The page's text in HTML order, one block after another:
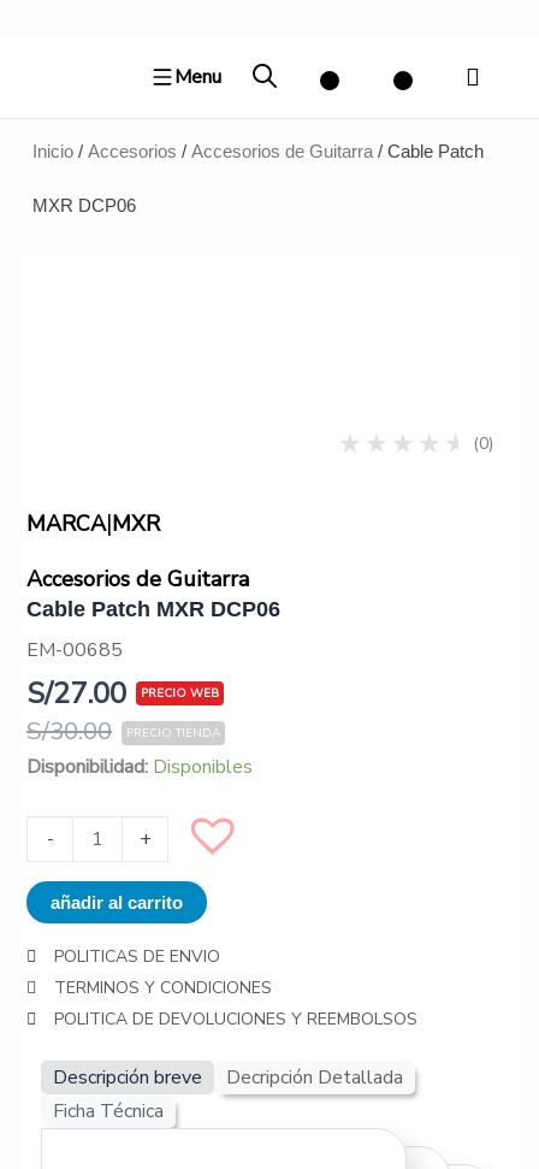
Menu
Inicio/ Accesorios / Accesorios de Guitarra/ Cable Patch
MXR DCP06
(0)
MARCA|MXR
Accesorios de Guitarra
Cable Patch MXR DCP06
EM-00685
S/30.00
S/27.00
Disponibilidad: Disponibles
-
Cable
DCP06
cantidad
+
añadir al carrito
POLITICAS DE ENVIO
TERMINOS Y CONDICIONES
POLITICA DE DEVOLUCIONES Y REEMBOLSOS
Descripción breve
Decripción Detallada
Ficha Técnica